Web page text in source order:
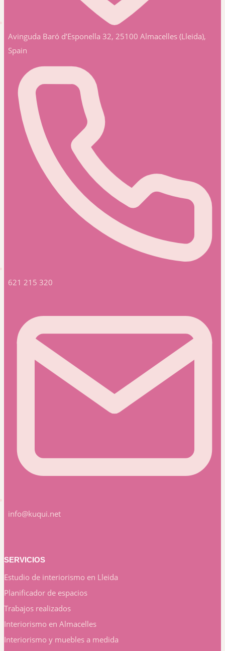
Avinguda Baró d’Esponella 32, 25100 Almacelles (Lleida),
Spain
621 215 320
info@kuqui.net
SERVICIOS
Estudio de interiorismo en Lleida
Planificador de espacios
Trabajos realizados
Interiorismo en Almacelles
Interiorismo y muebles a medida